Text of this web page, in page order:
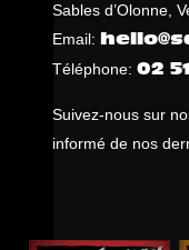
Sables d’Olonne,
Email:
Téléphone:02
Suivez-nous sur
informé de nos